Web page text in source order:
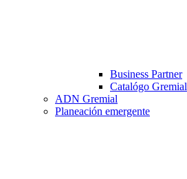
Business Partner
Catalógo Gremial
ADN Gremial
Planeación emergente